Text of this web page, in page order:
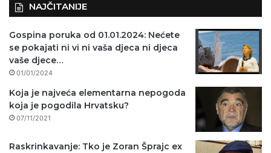
NAJČITANIJE
Gospina poruka od 01.01.2024: Nećete
se pokajati ni vi ni vaša djeca ni djeca
vaše djece…
01/01/2024
Koja je najveća elementarna nepogoda
koja je pogodila Hrvatsku?
07/11/2021
Raskrinkavanje: Tko je Zoran Šprajc ex